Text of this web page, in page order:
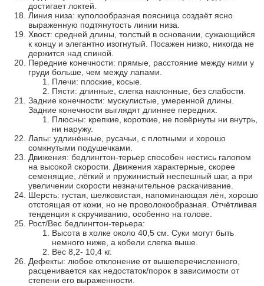
достигает локтей.
Линия низа: куполообразная поясница создаёт ясно
выраженную подтянутость линии низа.
Хвост: средней длины, толстый в основании, сужающийся
к концу и элегантно изогнутый. Посажен низко, никогда не
держится над спиной.
Передние конечности: прямые, расстояние между ними у
груди больше, чем между лапами.
Плечи: плоские, косые.
Пясти: длинные, слегка наклонные, без слабости.
Задние конечности: мускулистые, умеренной длины.
Задние конечности выглядят длиннее передних.
Плюсны: крепкие, короткие, не повёрнуты ни внутрь,
ни наружу.
Лапы: удлинённые, русачьи, с плотными и хорошо
сомкнутыми подушечками.
Движения: бедлингтон-терьер способен нестись галопом
на высокой скорости. Движения характерные, скорее
семенящие, лёгкий и пружинистый неспешный шаг, а при
увеличении скорости незначительное раскачивание.
Шерсть: густая, шелковистая, напоминающая лён, хорошо
отстоящая от кожи, но не проволокообразная. Отчётливая
тенденция к скручиванию, особенно на голове.
Рост/Вес бедлингтон-терьера:
Высота в холке около 40,5 см. Суки могут быть
немного ниже, а кобели слегка выше.
Вес 8,2- 10,4 кг.
Дефекты: любое отклонение от вышеперечисленного,
расценивается как недостаток/порок в зависимости от
степени его выраженности.